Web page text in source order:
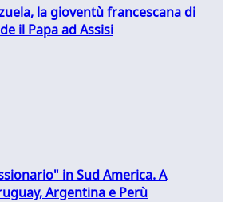
la gioventù francescana di
il Papa ad Assisi
in Sud America. A
Argentina e Perù